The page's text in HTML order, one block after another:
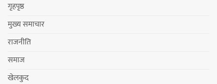
गृहपृष्ठ
मुख्य समाचार
राजनीति
समाज
खेलकुद